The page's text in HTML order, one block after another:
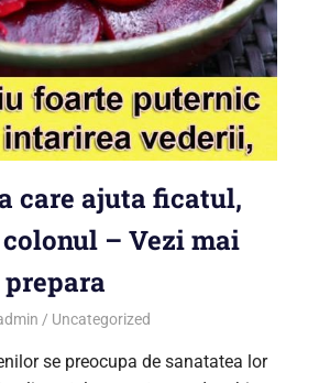
care ajuta ficatul,
– Vezi mai
Uncategorized
se preocupa de sanatatea lor